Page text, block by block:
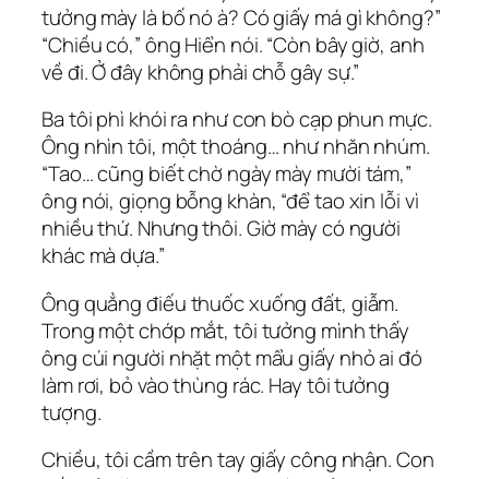
tưởng mày là bố nó à? Có giấy má gì không?”
“Chiều có,” ông Hiển nói. “Còn bây giờ, anh
về đi. Ở đây không phải chỗ gây sự.”
Ba tôi phì khói ra như con bò cạp phun mực.
Ông nhìn tôi, một thoáng… như nhăn nhúm.
“Tao… cũng biết chờ ngày mày mười tám,”
ông nói, giọng bỗng khàn, “để tao xin lỗi vì
nhiều thứ. Nhưng thôi. Giờ mày có người
khác mà dựa.”
Ông quẳng điếu thuốc xuống đất, giẫm.
Trong một chớp mắt, tôi tưởng mình thấy
ông cúi người nhặt một mẩu giấy nhỏ ai đó
làm rơi, bỏ vào thùng rác. Hay tôi tưởng
tượng.
Chiều, tôi cầm trên tay giấy công nhận. Con